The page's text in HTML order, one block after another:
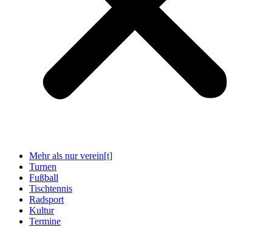
Mehr als nur verein[t]
Turnen
Fußball
Tischtennis
Radsport
Kultur
Termine